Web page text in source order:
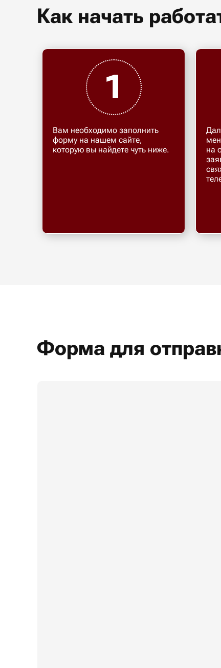
Как начать
1
Вам необходимо заполнить
форму на нашем сайте,
которую вы найдете чуть ниже.
на
Форма для